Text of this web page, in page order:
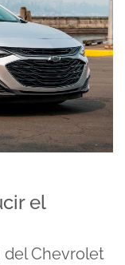
el
del Chevrolet